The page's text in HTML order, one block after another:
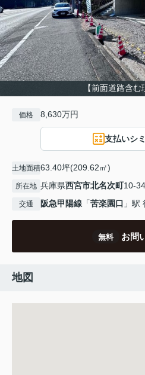
【前面道路含む
価格 8,630万円
支払いシ
土地面積63.40坪(209.62㎡)
所在地 兵庫県西宮市北名次町10-34
交通 阪急甲陽線 「苦楽園口 」駅
無料 お問
地図